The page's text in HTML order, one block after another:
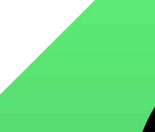
ароматизации и нейтрализации запахов
стирки и ухода за тканями
ковров и текстильных изделий
чистящие средства
чистящие средства
средства
и автокосметика
смазки